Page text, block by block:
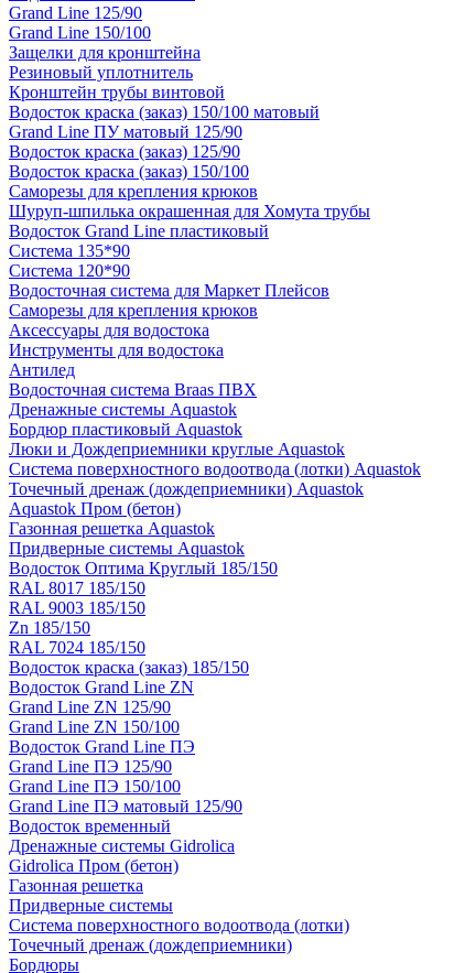
Grand Line 125/90
Grand Line 150/100
Защелки для кронштейна
Резиновый уплотнитель
Кронштейн трубы винтовой
Водосток краска (заказ) 150/100 матовый
Grand Line ПУ матовый 125/90
Водосток краска (заказ) 125/90
Водосток краска (заказ) 150/100
Саморезы для крепления крюков
Шуруп-шпилька окрашенная для Хомута трубы
Водосток Grand Line пластиковый
Система 135*90
Система 120*90
Водосточная система для Маркет Плейсов
Саморезы для крепления крюков
Аксессуары для водостока
Инструменты для водостока
Антилед
Водосточная система Braas ПВХ
Дренажные системы Aquastok
Бордюр пластиковый Aquastok
Люки и Дождеприемники круглые Aquastok
Система поверхностного водоотвода (лотки) Aquastok
Точечный дренаж (дождеприемники) Aquastok
Aquastok Пром (бетон)
Газонная решетка Aquastok
Придверные системы Aquastok
Водосток Оптима Круглый 185/150
RAL 8017 185/150
RAL 9003 185/150
Zn 185/150
RAL 7024 185/150
Водосток краска (заказ) 185/150
Водосток Grand Line ZN
Grand Line ZN 125/90
Grand Line ZN 150/100
Водосток Grand Line ПЭ
Grand Line ПЭ 125/90
Grand Line ПЭ 150/100
Grand Line ПЭ матовый 125/90
Водосток временный
Дренажные системы Gidrolica
Gidrolica Пром (бетон)
Газонная решетка
Придверные системы
Система поверхностного водоотвода (лотки)
Точечный дренаж (дождеприемники)
Бордюры